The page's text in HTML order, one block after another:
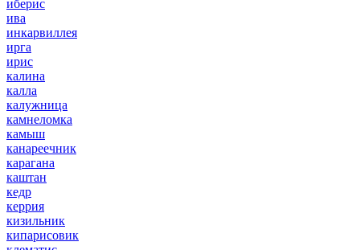
иберис
ива
инкарвиллея
ирга
ирис
калина
калла
калужница
камнеломка
камыш
канареечник
карагана
каштан
кедр
керрия
кизильник
кипарисовик